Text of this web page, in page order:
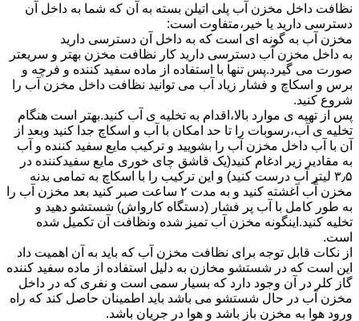
نظافت داخل مخزن آب پلی اتیلن بسته به آن که شما به داخل آن
دسترسی دارید یا خیر،متفاوت است:
مخزن آب به گونه ای است که به داخل آن دسترسی دارید
به داخل مخزن آب دسترسی دارید کار نظافت مخزن بهتر و سریعتر
صورت می گیرد.پس تنها با استفاده از ماده سفید کننده و فرچه و
برس و اسکاچ و فشار زیاد آب می توانید نظافت داخل مخزن آب را
شروع کنید.
پس از تهیه ی موارد بالا،اقدام به تخلیه ی آب کنید.بهتر است هنگام
تخلیه ی آب،رسوبات را تا حد امکان با آب و اسکاچ جدا کنید وبعد از
آن با آب داخل مخزن آب را بشویید و ترکیب مایع سفید کننده و آب
به مقادیر زیر ادغام کنید(یک قاشق چای خوری مایع سفیدکننده در
۳٫۵ لیتر آب درست کنید) و این ترکیب را با اسکاچ به تمامی بدنه
مخزن آّب آغشته کنید و به مدت ۲ ساعت صبر کنید بعد مخزن آب را
به طور کامل با آب پر فشار (دستگاه کارواش) شستشو دهید و
تخلیه کنید.اینگونه مخزن آب تمیز شده ونظافت آن تکمیل شده
است.
از نکات قابل توجه برای نظافت مخزن آب که باید به آن اهمیت داد
این است که در شستشو مخازن به دلیل استفاده از ماده سفید کننده
گاز کلر در آن وجود دارد که بسیار سمی است و نفری که در داخل
مخزن آب در حال شستشو می باشد باید اطمینان حاصل کند که راه
ورود هوا به مخزن باز باشد و هوا در جریان باشد.